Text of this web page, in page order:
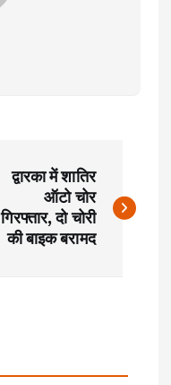
द्वारका में शातिर
ऑटो चोर
गिरफ्तार, दो चोरी
की बाइक बरामद